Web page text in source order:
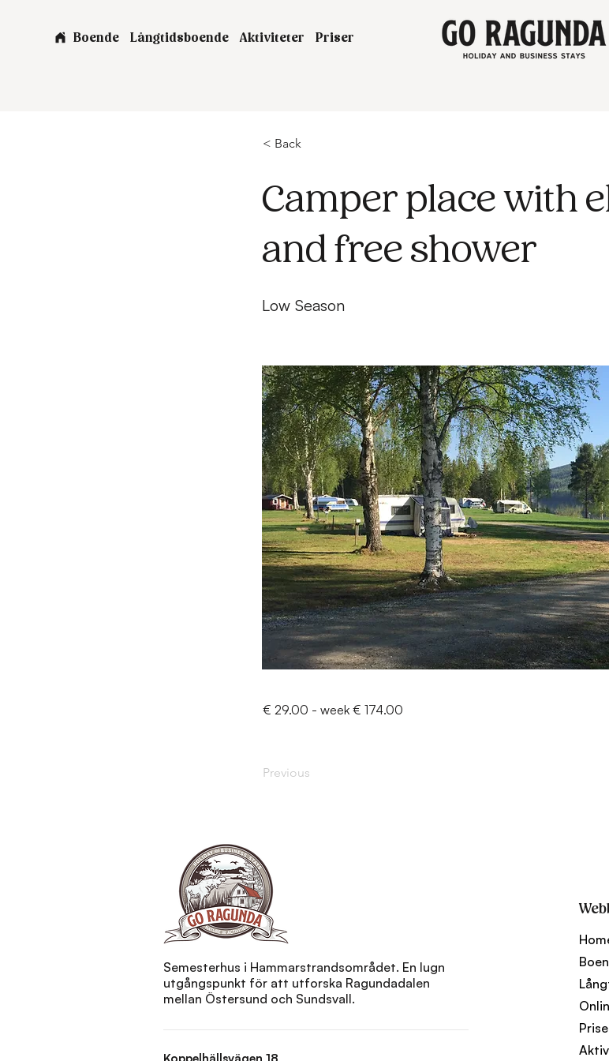
Boende Långtidsboende Aktiviteter Priser
< Back
Camper place with
and free shower
Low Season
€ 29.00 - week € 174.00
Previous
Semesterhus i Hammarstrandsområdet. En lugn
utgångspunkt för att utforska Ragundadalen
mellan Östersund och Sundsvall.